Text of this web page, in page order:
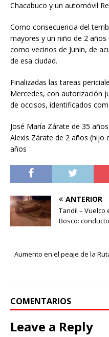
Chacabuco y un automóvil
Como consecuencia del
mayores y un niño de 2
como vecinos de Junin, de
de esa ciudad.
Finalizadas las tareas
Mercedes, con autorización
de occisos, identificados
José María Zárate de 35
Alexis Zárate de 2 años (hijo
años
ANTERIOR
Tandil – Vuelco
Bosco:
Aumento en el peaje de la
COMENTARIOS
Leave a Reply